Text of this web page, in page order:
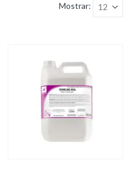
Mostrar: